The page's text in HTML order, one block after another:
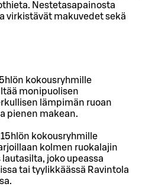
Nestetasapainosta
virkistävät makuvedet sekä
kokousryhmille
monipuolisen
lämpimän ruoan
pienen makean.
kokousryhmille
kolmen ruokalajin
joko upeassa
tai tyylikkäässä Ravintola